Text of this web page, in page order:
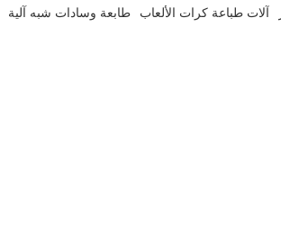
آلات طباعة كرات الألعاب طابعة وسادات شبه آلية